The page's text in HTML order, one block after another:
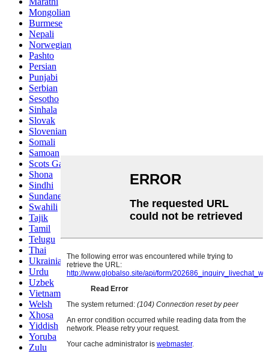
Mongolian
Burmese
Nepali
Norwegian
Pashto
Persian
Punjabi
Serbian
Sesotho
Sinhala
Slovak
Slovenian
Somali
Samoan
Scots Gaelic
Shona
Sindhi
Sundanese
Swahili
Tajik
Tamil
Telugu
Thai
Ukrainian
Urdu
Uzbek
Vietnamese
Welsh
Xhosa
Yiddish
Yoruba
Zulu